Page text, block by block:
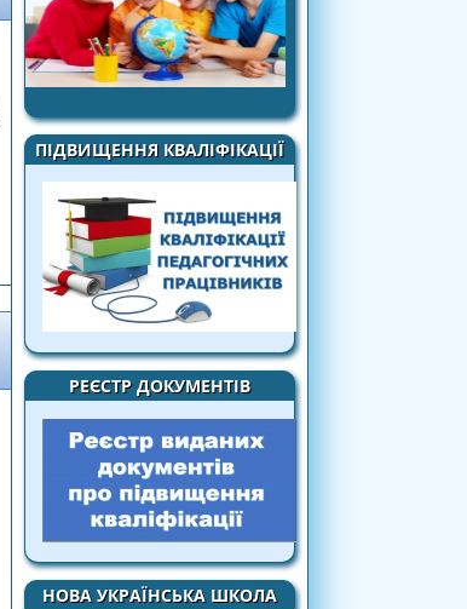
ПІДВИЩЕННЯ КВАЛІФІКАЦІЇ
РЕЄСТР ДОКУМЕНТІВ
НОВА УКРАЇНСЬКА ШКОЛА